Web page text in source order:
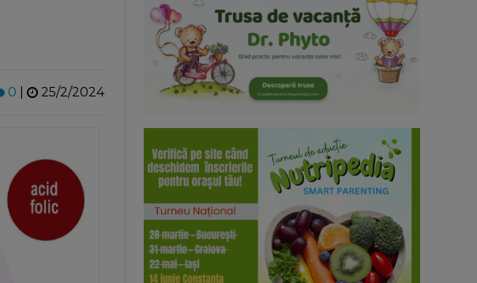
0 25/2/2024